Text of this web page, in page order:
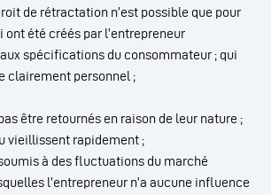
de rétractation n’est possible que pour
ont été créés par l’entrepreneur
spécifications du consommateur ; qui
clairement personnel ;
être retournés en raison de leur nature ;
vieillissent rapidement ;
à des fluctuations du marché
l’entrepreneur n’a aucune influence